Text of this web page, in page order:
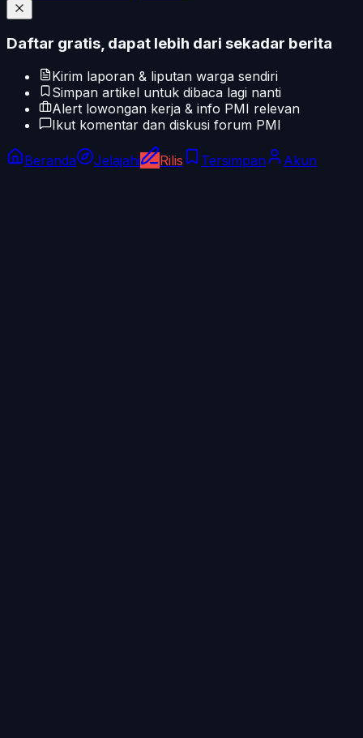
Daftar gratis, dapat lebih dari sekadar berita
Kirim laporan & liputan warga sendiri
Simpan artikel untuk dibaca lagi nanti
Alert lowongan kerja & info PMI relevan
Ikut komentar dan diskusi forum PMI
Beranda Jelajahi Rilis Tersimpan Akun